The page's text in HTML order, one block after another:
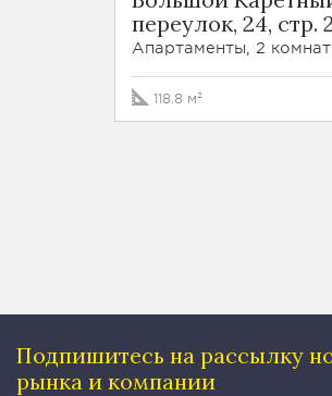
переулок, 24, стр.
Апартаменты, 2
118.8 м²
Подпишитесь на рассылку
рынка и компании